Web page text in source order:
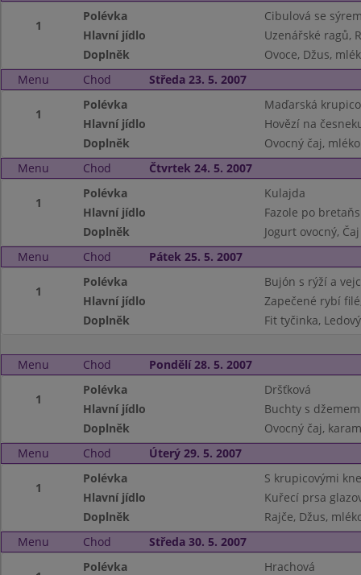
1
Polévka
Cibulová se
Hlavní jídlo
Uzenářské ragů,
Doplněk
Ovoce, Džus,
Menu
Chod Středa 23. 5. 2007
1
Polévka
Maďarská
Hlavní jídlo
Hovězí na
Doplněk
Ovocný čaj, mléko
Menu
Chod Čtvrtek 24. 5. 2007
1
Polévka
Kulajda
Hlavní jídlo
Fazole po
Doplněk
Jogurt ovocný,
Menu
Chod Pátek 25. 5. 2007
1
Polévka
Bujón s rýží a
Hlavní jídlo
Zapečené rybí
Doplněk
Fit tyčinka,
Menu Chod Pondělí 28. 5. 2007
1
Polévka
Dršťková
Hlavní jídlo
Buchty s
Doplněk
Ovocný čaj,
Menu
Chod Úterý 29. 5. 2007
1
Polévka
S krupicovými
Hlavní jídlo
Kuřecí prsa
Doplněk
Rajče, Džus,
Menu
Chod Středa 30. 5. 2007
Polévka Hrachová